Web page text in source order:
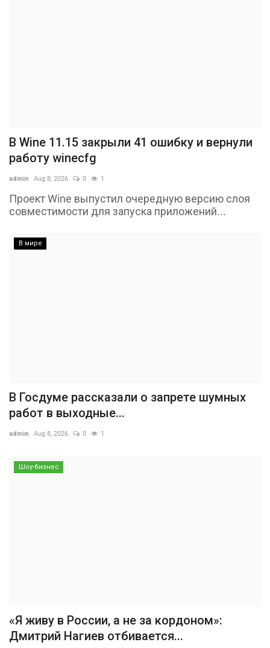
В Wine 11.15 закрыли 41 ошибку и вернули
работу winecfg
admin Aug 8, 2026 0 1
Проект Wine выпустил очередную версию слоя
совместимости для запуска приложений...
В мире
В Госдуме рассказали о запрете шумных
работ в выходные...
admin Aug 8, 2026 0 1
Шоу-бизнес
«Я живу в России, а не за кордоном»:
Дмитрий Нагиев отбивается...